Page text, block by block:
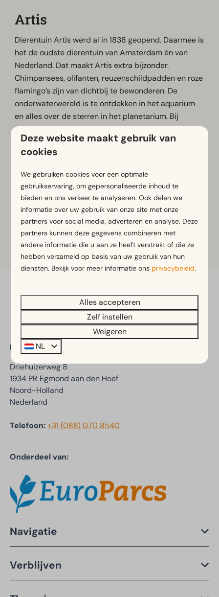
Artis
Dierentuin Artis werd al in 1838 geopend. Daarmee is
het de oudste dierentuin van Amsterdam én van
Nederland. Dat maakt Artis extra bijzonder.
Chimpansees, olifanten, reuzenschildpadden en roze
flamingo’s zijn van dichtbij te bewonderen. De
onderwaterwereld is te ontdekken in het aquarium
en alles over de sterren in het planetarium. Bij
micropia is van alles te leren over het onzichtbare
leven van microben.
een van onderstaande buttons.
Meer informatie
Tickets
Veilig betalen
EuroParcs Woudhoeve
Driehuizerweg 8
1934 PR Egmond aan den Hoef
Noord-Holland
Nederland
Telefoon:+31 (088) 070 8540
Onderdeel van:
Navigatie
Verblijven
Deze website maakt gebruik van
cookies
We gebruiken cookies voor een optimale
gebruikservaring, om gepersonaliseerde inhoud te
bieden en ons verkeer te analyseren. Ook delen we
informatie over uw gebruik van onze site met onze
partners voor social media, adverteren en analyse. Deze
partners kunnen deze gegevens combineren met
andere informatie die u aan ze heeft verstrekt of die ze
hebben verzameld op basis van uw gebruik van hun
diensten. Bekijk voor meer informatie ons privacybeleid.
Alles accepteren
Zelf instellen
Weigeren
NL